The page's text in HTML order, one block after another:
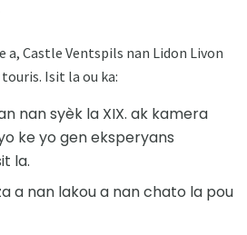
a, Castle Ventspils nan Lidon Livon
Isit la ou ka:
nan syèk la XIX. ak kamera
ke yo gen eksperyans
la.
a nan lakou a nan chato la pou